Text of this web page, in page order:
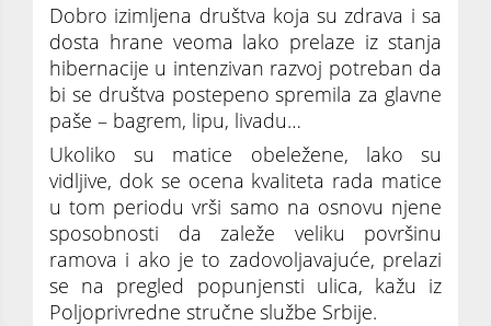
Dobro izimljena društva koja su zdrava i sa
dosta hrane veoma lako prelaze iz stanja
hibernacije u intenzivan razvoj potreban da
bi se društva postepeno spremila za glavne
paše – bagrem, lipu, livadu…
Ukoliko su matice obeležene, lako su
vidljive, dok se ocena kvaliteta rada matice
u tom periodu vrši samo na osnovu njene
sposobnosti da zaleže veliku površinu
ramova i ako je to zadovoljavajuće, prelazi
se na pregled popunjensti ulica, kažu iz
Poljoprivredne stručne službe Srbije.